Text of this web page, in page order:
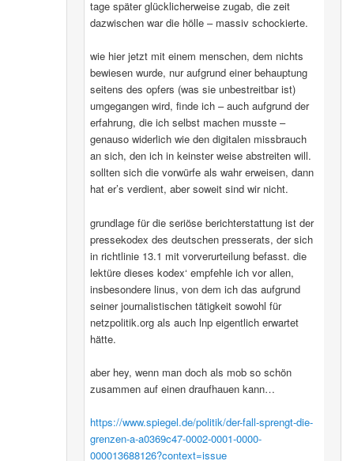
tage später glücklicherweise zugab, die zeit
dazwischen war die hölle – massiv schockierte.
wie hier jetzt mit einem menschen, dem nichts
bewiesen wurde, nur aufgrund einer behauptung
seitens des opfers (was sie unbestreitbar ist)
umgegangen wird, finde ich – auch aufgrund der
erfahrung, die ich selbst machen musste –
genauso widerlich wie den digitalen missbrauch
an sich, den ich in keinster weise abstreiten will.
sollten sich die vorwürfe als wahr erweisen, dann
hat er’s verdient, aber soweit sind wir nicht.
grundlage für die seriöse berichterstattung ist der
pressekodex des deutschen presserats, der sich
in richtlinie 13.1 mit vorverurteilung befasst. die
lektüre dieses kodex‘ empfehle ich vor allen,
insbesondere linus, von dem ich das aufgrund
seiner journalistischen tätigkeit sowohl für
netzpolitik.org als auch lnp eigentlich erwartet
hätte.
aber hey, wenn man doch als mob so schön
zusammen auf einen draufhauen kann…
https://www.spiegel.de/politik/der-fall-sprengt-die-
grenzen-a-a0369c47-0002-0001-0000-
000013688126?context=issue